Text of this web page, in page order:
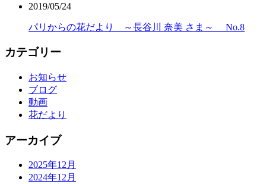
2019/05/24
パリからの花だより ～長谷川 奈美 さま～ No.8
カテゴリー
お知らせ
ブログ
動画
花だより
アーカイブ
2025年12月
2024年12月